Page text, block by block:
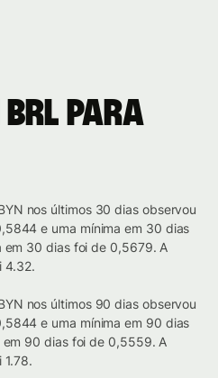
para
nos últimos 30 dias observou
e uma mínima em 30 dias
30 dias foi de 0,5679. A
4.32.
nos últimos 90 dias observou
e uma mínima em 90 dias
90 dias foi de 0,5559. A
1.78.